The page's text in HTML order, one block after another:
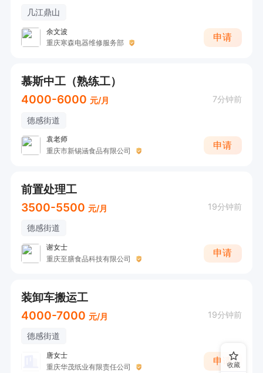
几江鼎山
余文波
重庆寒森电器维修服务部
申请
慕斯中工（熟练工）
4000-6000 元/月 7分钟前
德感街道
袁老师
重庆市新锡涵食品有限公司
申请
前置处理工
3500-5500 元/月 19分钟前
德感街道
谢女士
重庆至膳食品科技有限公司
申请
装卸车搬运工
4000-7000 元/月 19分钟前
德感街道
唐女士
重庆华茂纸业有限责任公司
申请收藏